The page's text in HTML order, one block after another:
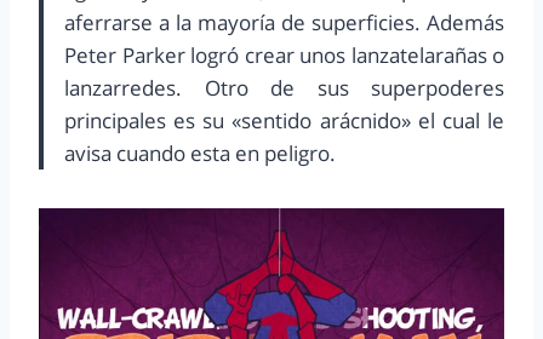
aferrarse a la mayoría de superficies. Además
Peter Parker logró crear unos lanzatelarañas o
lanzarredes. Otro de sus superpoderes
principales es su «sentido arácnido» el cual le
avisa cuando esta en peligro.